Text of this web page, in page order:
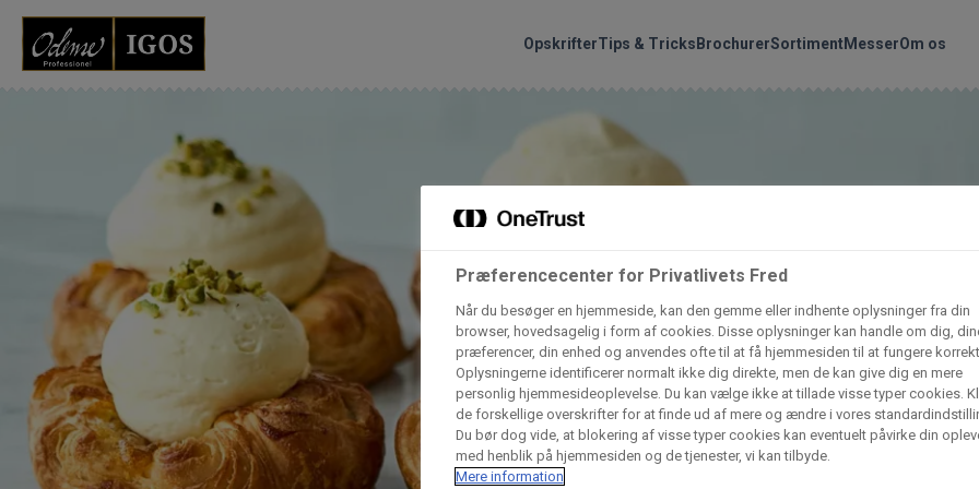
OpskrifterTips & TricksBrochurerSortimentMesserOm os
Søg
Grossister der forhandler vores produkter
AB Catering A/S Arctic Import BC Catering A/S
Condi ApS Dagrofa Foodservice
Hørkram Foodservice A/S INCO Cash & Carry L. C. Lauritzen A/
Procater ApS Vaffelexpressen Vaffelgrossisten
Gem dine favoritter!
Lad ikke en eneste opskrift gå tabt! Opret en profil nu og start din
personlige samling af favoritopskrifter eller produkter.
Bliv medlem af Odense Marcipan's professionelle fællesskab og
nem adgang til dine gemte opskrifter og produkter - når som helst,
hvor som helst.
Log ind Opret profil
Præferencecenter for Privatlivets Fred
Når du besøger en hjemmeside, kan den gemme eller indhente oplysninger fra din
browser, hovedsagelig i form af cookies. Disse oplysninger kan handle om dig,
præferencer, din enhed og anvendes ofte til at få hjemmesiden til at fungere korrekt.
Oplysningerne identificerer normalt ikke dig direkte, men de kan give dig en mere
personlig hjemmesideoplevelse. Du kan vælge ikke at tillade visse typer cookies.
de forskellige overskrifter for at finde ud af mere og ændre i vores
Du bør dog vide, at blokering af visse typer cookies kan eventuelt påvirke din
med henblik på hjemmesiden og de tjenester, vi kan tilbyde.
Mere information